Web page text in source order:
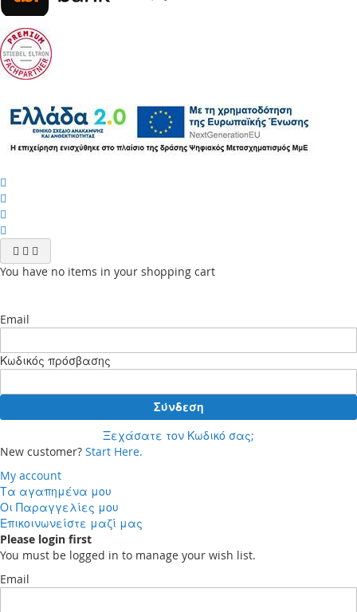
You have no items in your shopping cart
Email
Κωδικός πρόσβασης
Σύνδεση
Ξεχάσατε τον Κωδικό σας;
New customer? Start Here.
My account
Τα αγαπημένα μου
Οι Παραγγελίες μου
Επικοινωνείστε μαζί μας
Please login first
You must be logged in to manage your wish list.
Email